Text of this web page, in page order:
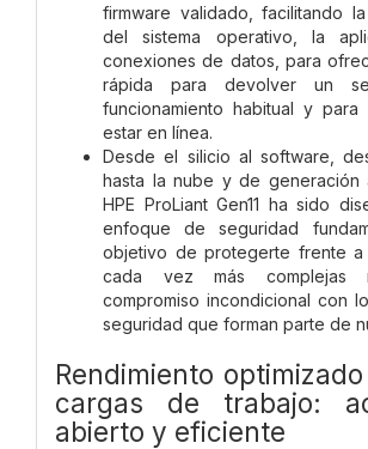
firmware validado, facilitando
del sistema operativo, la
conexiones de datos, para
rápida para devolver un
funcionamiento habitual y
estar en línea.
Desde el silicio al software,
hasta la nube y de generación
HPE ProLiant Gen11 ha sido
enfoque de seguridad
objetivo de protegerte frente a
cada vez más complejas
compromiso incondicional con
seguridad que forman parte de
Rendimiento
cargas de trabajo:
abierto y eficiente